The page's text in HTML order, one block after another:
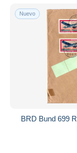
Nuevo
BRD Bund 699